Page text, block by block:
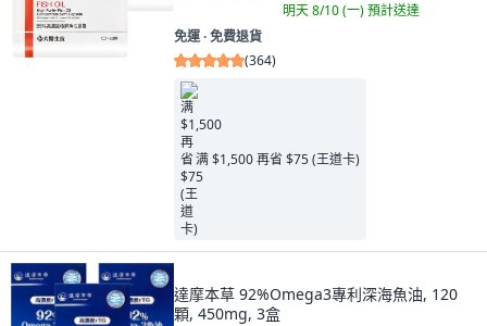
明天 8/10 (一)預計送達
免運 ∙ 免費退貨
(364)
满 $1,500 再省 $75 (王道卡)
達摩本草 92%Omega3專利深海魚油, 120
顆, 450mg, 3盒